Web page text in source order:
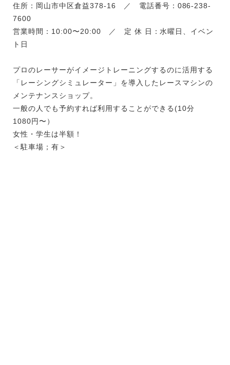
住所：岡山市中区倉益378-16 ／ 電話番号：086-238-
7600
営業時間：10:00〜20:00 ／ 定 休 日：水曜日、イベン
ト日
プロのレーサーがイメージトレーニングするのに活用する
「レーシングシミュレーター」を導入したレースマシンの
メンテナンスショップ。
一般の人でも予約すれば利用することができる(10分
1080円〜）
女性・学生は半額！
＜駐車場；有＞